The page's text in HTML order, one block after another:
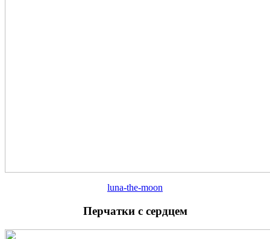
luna-the-moon
Перчатки с сердцем